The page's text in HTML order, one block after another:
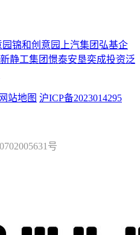
锦和创意园 上汽集团 弘基企
静工集团憬泰安垦奕成投资泛
网站地图 沪ICP备2023014295
号